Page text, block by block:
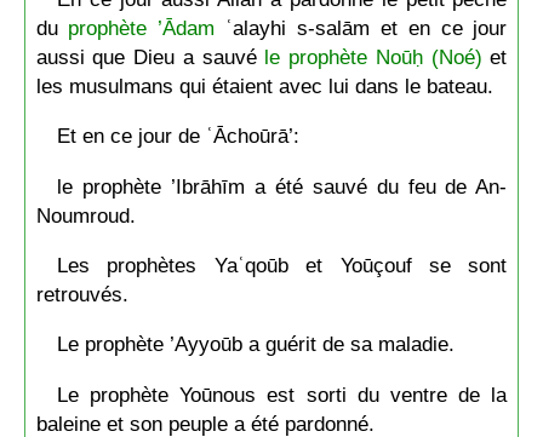
du prophète ’Ādam ʿalayhi s-salām et en ce jour
aussi que Dieu a sauvé le prophète Noūḥ (Noé) et
les musulmans qui étaient avec lui dans le bateau.
Et en ce jour de ʿĀchoūrā’:
le prophète ’Ibrāhīm a été sauvé du feu de An-
Noumroud.
Les prophètes Yaʿqoūb et Yoūçouf se sont
retrouvés.
Le prophète ’Ayyoūb a guérit de sa maladie.
Le prophète Yoūnous est sorti du ventre de la
baleine et son peuple a été pardonné.